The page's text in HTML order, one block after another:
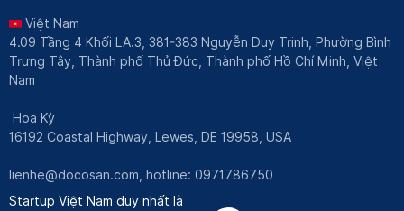
Việt Nam
4.09 Tầng 4 Khối LA.3, 381-383 Nguyễn Duy Trinh, Phường Bình
Trưng Tây, Thành phố Thủ Đức, Thành phố Hồ Chí Minh, Việt
Nam
Hoa Kỳ
16192 Coastal Highway, Lewes, DE 19958, USA
lienhe@docosan.com , hotline: 0971786750
Startup Việt Nam duy nhất là